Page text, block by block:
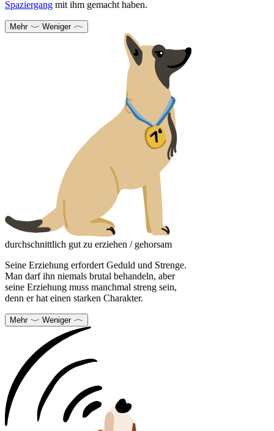
Spaziergang mit ihm gemacht haben.
Mehr Weniger
durchschnittlich gut zu erziehen / gehorsam
Seine Erziehung erfordert Geduld und Strenge.
Man darf ihn niemals brutal behandeln, aber
seine Erziehung muss manchmal streng sein,
denn er hat einen starken Charakter.
Mehr Weniger